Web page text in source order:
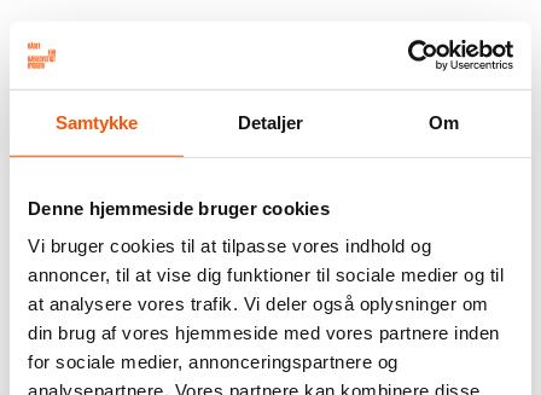
Samtykke Detaljer Om
Denne hjemmeside bruger cookies
Vi bruger cookies til at tilpasse vores indhold og
annoncer, til at vise dig funktioner til sociale medier og til
at analysere vores trafik. Vi deler også oplysninger om
din brug af vores hjemmeside med vores partnere inden
for sociale medier, annonceringspartnere og
analysepartnere. Vores partnere kan kombinere disse